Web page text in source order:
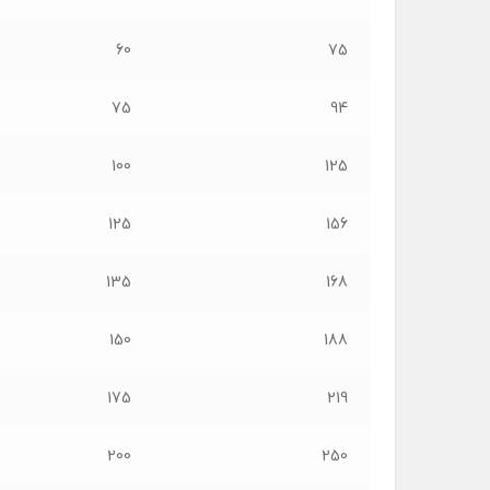
75
60
94
75
125
100
156
125
168
135
188
150
219
175
250
200